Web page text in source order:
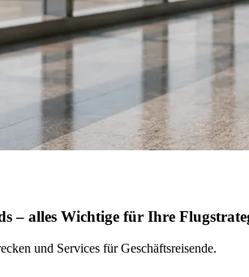
– alles Wichtige für Ihre
und Services für Geschäftsreisende.